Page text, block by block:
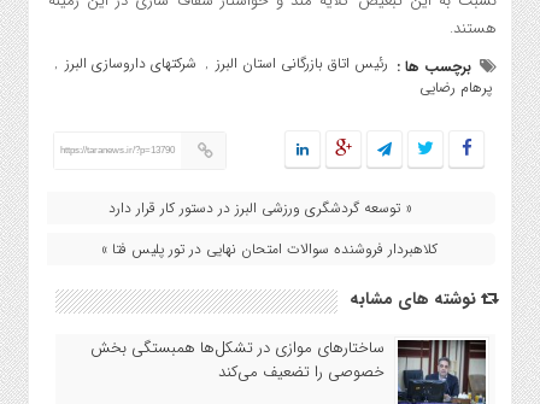
هستند.
برچسب ها : رئیس اتاق بازرگانی استان البرز , شرکتهای داروسازی البرز ,
پرهام رضایی
https://taranews.ir/?p=13790
« توسعه گردشگری ورزشی البرز در دستور کار قرار دارد
کلاهبردار فروشنده سوالات امتحان نهایی در تور پلیس فتا »
نوشته های مشابه
ساختارهای موازی در تشکل‌ها همبستگی بخش
خصوصی را تضعیف می‌کند